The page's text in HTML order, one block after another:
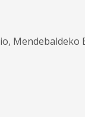
Mendebaldeko